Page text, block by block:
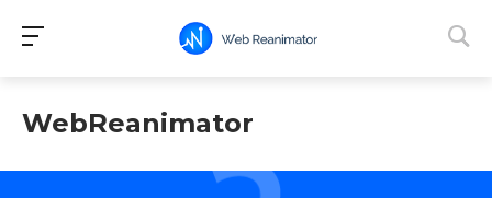
WebReanimator